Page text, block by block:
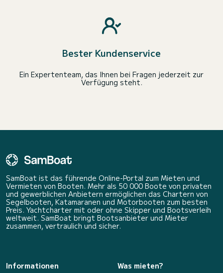
Bester Kundenservice
Ein Expertenteam, das Ihnen bei Fragen jederzeit zur
Verfügung steht.
SamBoat ist das führende Online-Portal zum Mieten und
Vermieten von Booten. Mehr als 50 000 Boote von privaten
und gewerblichen Anbietern ermöglichen das Chartern von
Segelbooten, Katamaranen und Motorbooten zum besten
Preis. Yachtcharter mit oder ohne Skipper und Bootsverleih
weltweit. SamBoat bringt Bootsanbieter und Mieter
zusammen, vertraulich und sicher.
Informationen
Was mieten?